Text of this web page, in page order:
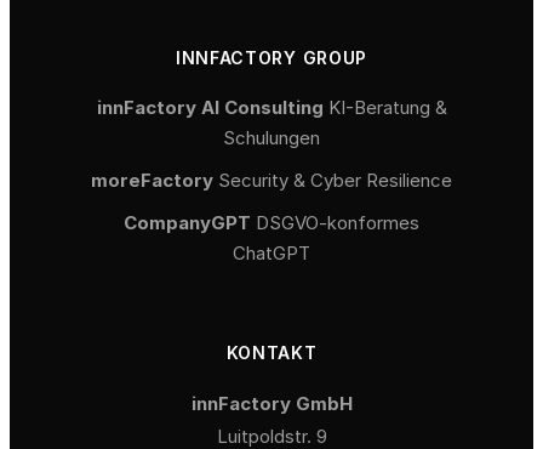
INNFACTORY GROUP
innFactory AI Consulting KI-Beratung &
Schulungen
moreFactory Security & Cyber Resilience
CompanyGPT DSGVO-konformes
ChatGPT
KONTAKT
innFactory GmbH
Luitpoldstr. 9